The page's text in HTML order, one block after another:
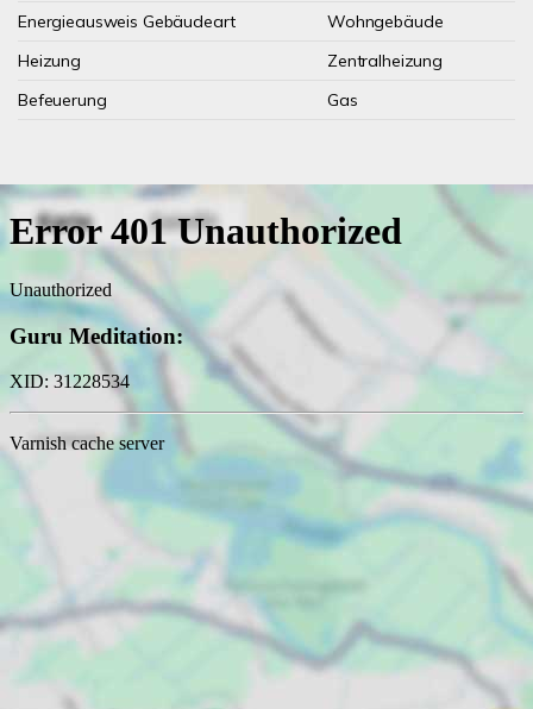
Energieausweis Gebäudeart
Wohngebäude
Heizung
Zentralheizung
Befeuerung
Gas